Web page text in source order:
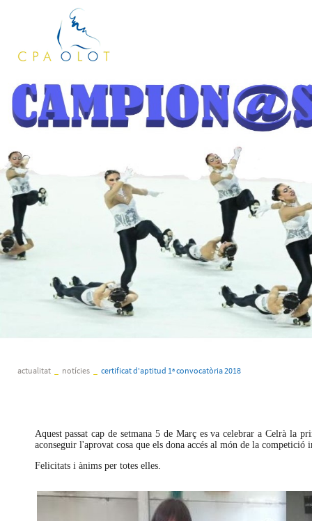
actualitat notícies certificat d'aptitud 1ª convocatòria 2018
Aquest passat cap de setmana 5 de Març es va celebrar a Celrà la
aconseguir l'aprovat cosa que els dona accés al món de la
Felicitats i ànims per totes elles.